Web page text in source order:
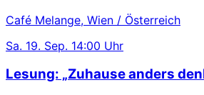
Café Melange, Wien / Österreich
Sa. 19. Sep. 14:00 Uhr
Lesung: „Zuhause anders